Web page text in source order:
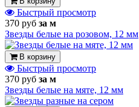
Быстрый просмотр
370 руб за м
Звезды белые на розовом, 12 мм
В корзину
Быстрый просмотр
370 руб за м
Звезды белые на мяте, 12 мм